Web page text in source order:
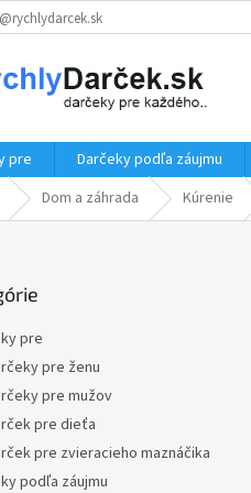
pre Darčeky podľa záujmu
Dom a záhrada Kúrenie
pre
pre ženu
pre mužov
pre dieťa
pre zvieracieho maznáčika
podľa záujmu